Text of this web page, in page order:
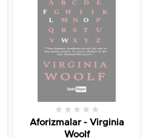
Aforizmalar - Virginia
Woolf
★ ★ ★ ★ ★